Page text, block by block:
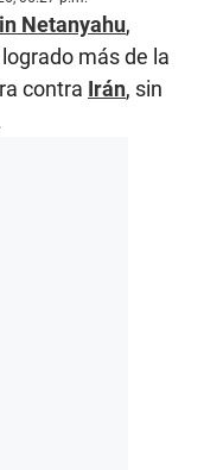
Netanyahu,
más de la
contra Irán, sin